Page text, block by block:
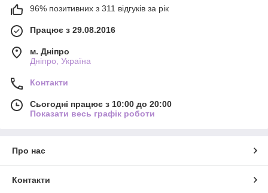
96% позитивних з 311 відгуків за рік
Працює з 29.08.2016
м. Дніпро
Дніпро, Україна
Контакти
Сьогодні працює з 10:00 до 20:00
Показати весь графік роботи
Про нас
Контакти